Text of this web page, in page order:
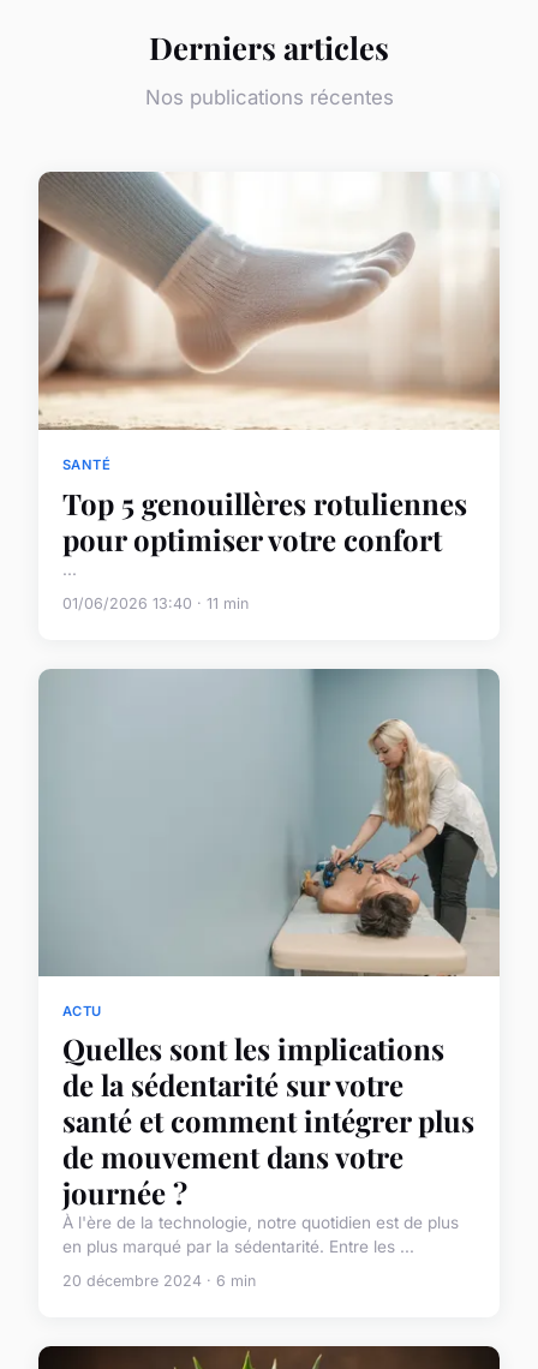
Derniers articles
Nos publications récentes
SANTÉ
Top 5 genouillères rotuliennes
pour optimiser votre confort
...
01/06/2026 13:40 · 11 min
ACTU
Quelles sont les implications
de la sédentarité sur votre
santé et comment intégrer plus
de mouvement dans votre
journée ?
À l'ère de la technologie, notre quotidien est de plus
en plus marqué par la sédentarité. Entre les ...
20 décembre 2024 · 6 min